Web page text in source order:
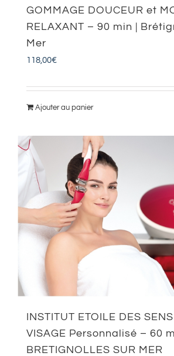
GOMMAGE DOUCEUR et
RELAXANT – 90 min |
Mer
118,00€
Ajouter au panier
INSTITUT ETOILE DES
VISAGE Personnalisé – 60
BRETIGNOLLES SUR MER